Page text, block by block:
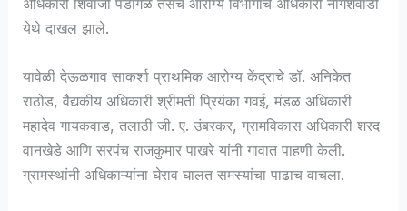
येथे दाखल झाले.
यावेळी देऊळगाव साकर्शा प्राथमिक आरोग्य केंद्राचे डॉ. अनिकेत
राठोड, वैद्यकीय अधिकारी श्रीमती प्रियंका गवई, मंडळ अधिकारी
महादेव गायकवाड, तलाठी जी. ए. उंबरकर, ग्रामविकास अधिकारी शरद
वानखेडे आणि सरपंच राजकुमार पाखरे यांनी गावात पाहणी केली.
ग्रामस्थांनी अधिकाऱ्यांना घेराव घालत समस्यांचा पाढाच वाचला.